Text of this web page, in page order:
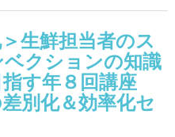
生鮮担当者のス
クションの知識
指す年８回講座
別化＆効率化セ